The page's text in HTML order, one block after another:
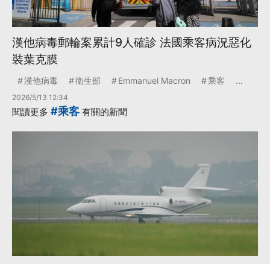
漢他病毒郵輪案累計9人確診 法國乘客病況惡化
裝葉克膜
漢他病毒 衛生部 Emmanuel Macron 乘客 ...
2026/5/13 12:34
閱讀更多 #乘客 有關的新聞